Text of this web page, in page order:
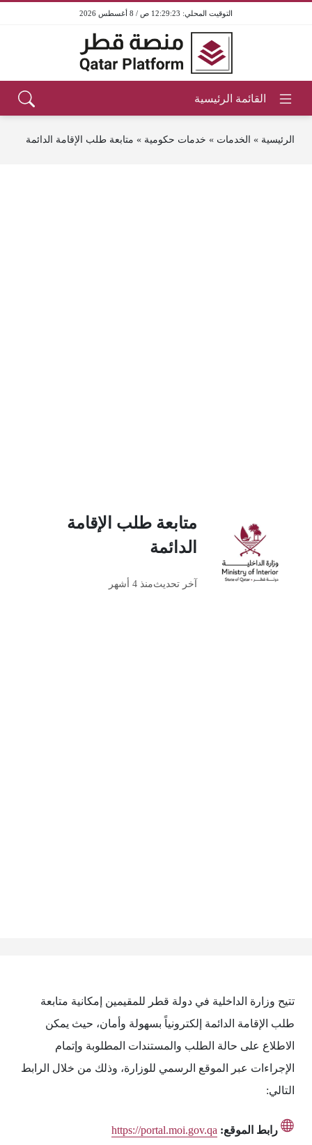
12:29:23 ص / 8 أغسطس 2026
الرئيسية » الخدمات » خدمات حكومية » متابعة طلب الإقامة الدائمة
متابعة طلب الإقامة
الدائمة
آخر تحديثمنذ 4 أشهر
تتيح وزارة الداخلية في دولة قطر للمقيمين إمكانية متابعة
طلب الإقامة الدائمة إلكترونياً بسهولة وأمان، حيث يمكن
الاطلاع على حالة الطلب والمستندات المطلوبة وإتمام
الإجراءات عبر الموقع الرسمي للوزارة، وذلك من خلال الرابط
التالي:
رابط الموقع: https://portal.moi.gov.qa